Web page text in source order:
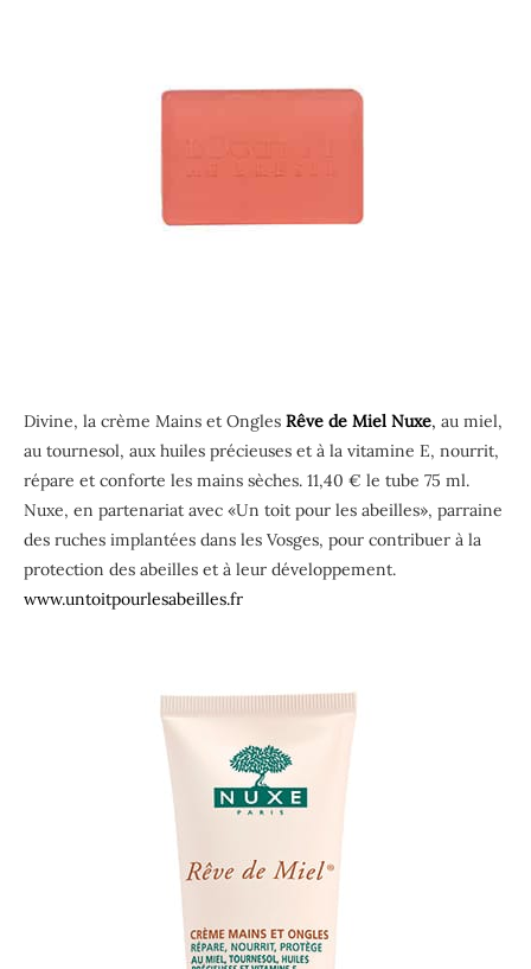
Divine, la crème Mains et Ongles Rêve de Miel Nuxe, au miel,
au tournesol, aux huiles précieuses et à la vitamine E, nourrit,
répare et conforte les mains sèches. 11,40 € le tube 75 ml.
Nuxe, en partenariat avec «Un toit pour les abeilles», parraine
des ruches implantées dans les Vosges, pour contribuer à la
protection des abeilles et à leur développement.
www.untoitpourlesabeilles.fr